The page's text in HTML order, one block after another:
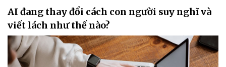
AI đang thay đổi cách con người suy nghĩ và
viết lách như thế nào?